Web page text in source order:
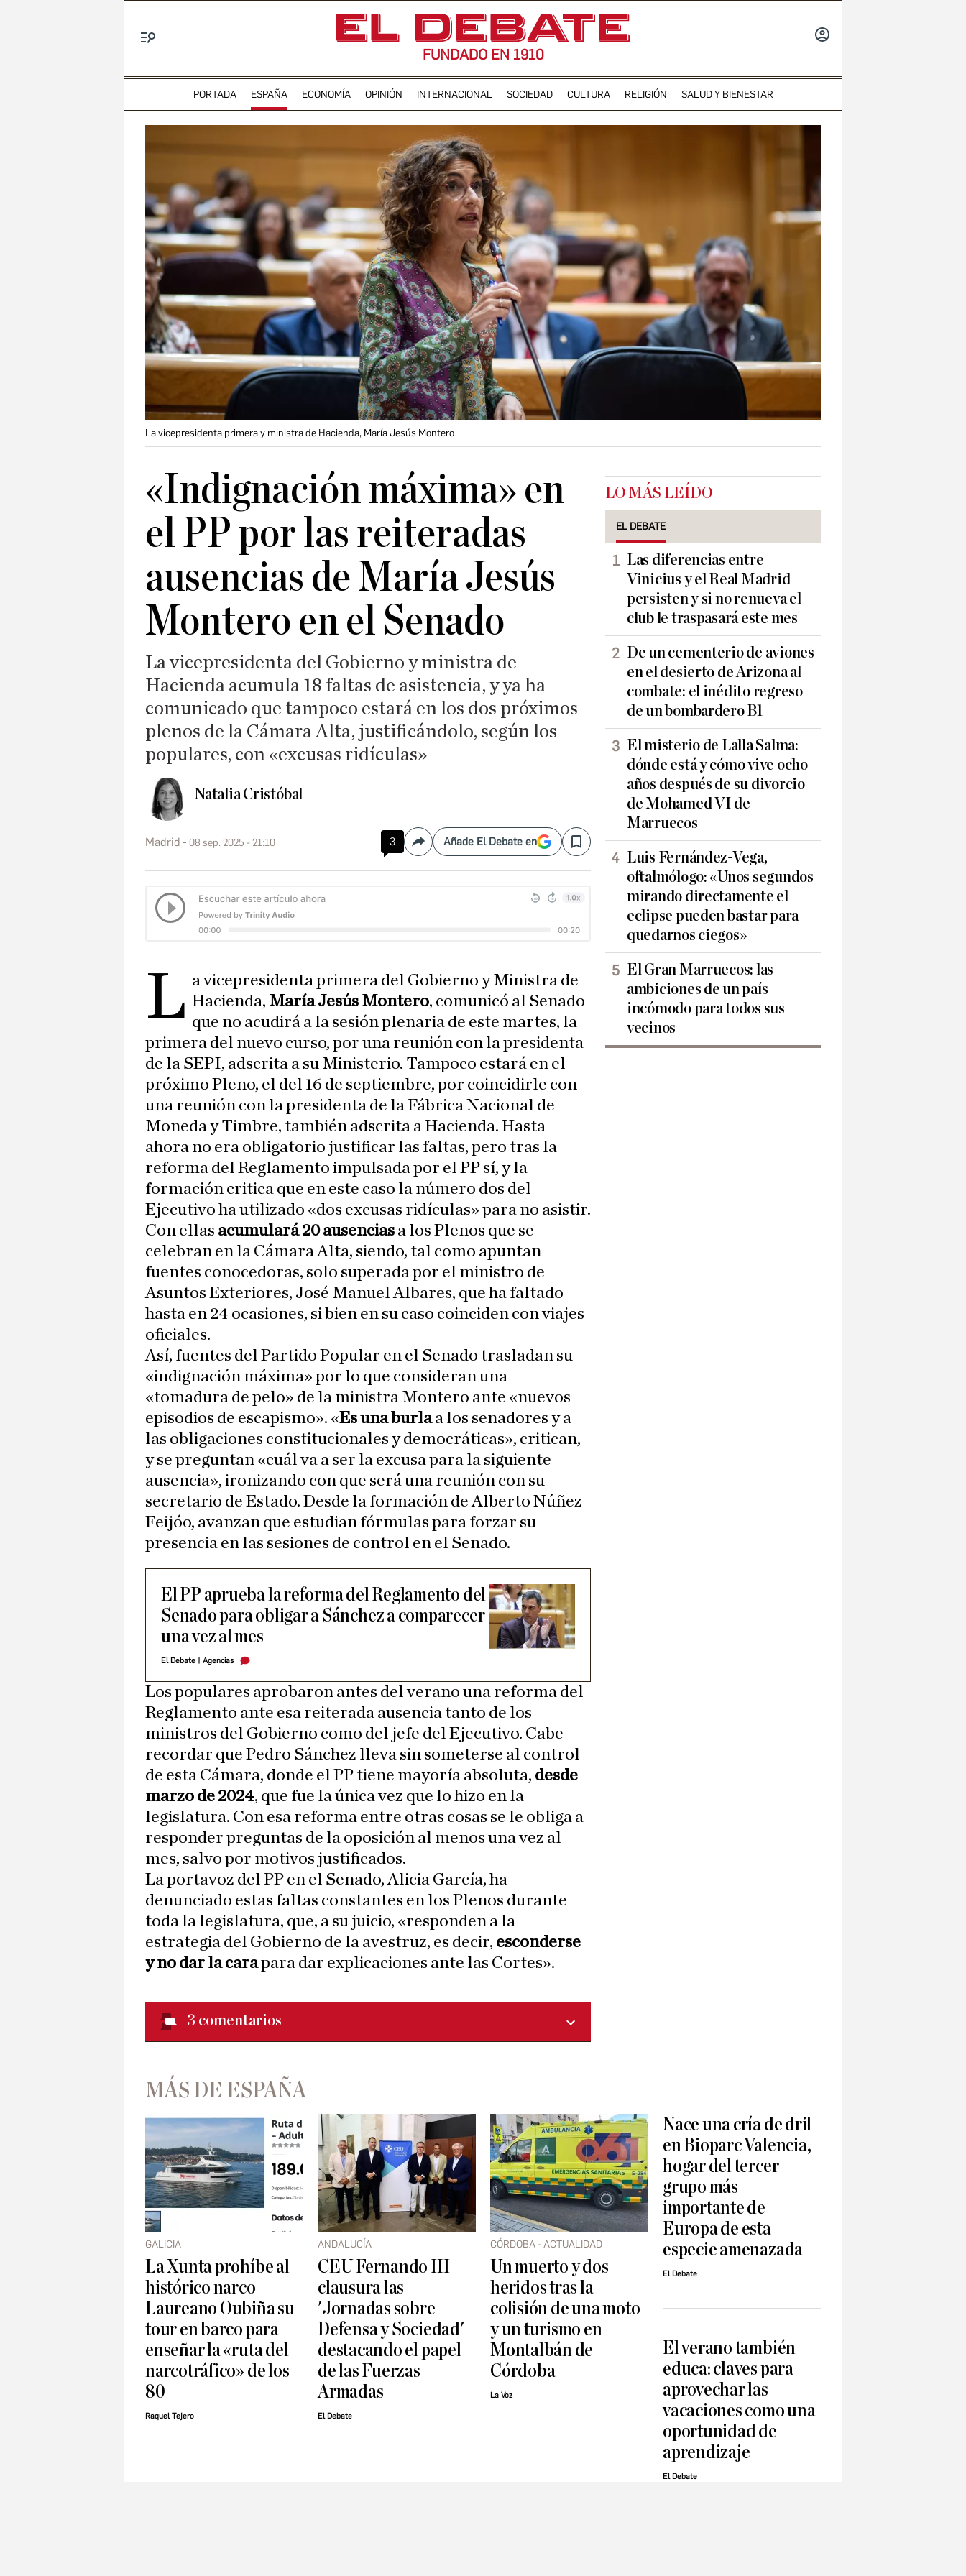
FUNDADO EN 1910
PORTADA ESPAÑA ECONOMÍA OPINIÓN INTERNACIONAL SOCIEDAD CULTURA RELIGIÓN SALUD Y BIENESTAR
La vicepresidenta primera y ministra de Hacienda, María Jesús Montero
«Indignación máxima» en
el PP por las reiteradas
ausencias de María Jesús
Montero en el Senado
La vicepresidenta del Gobierno y ministra de
Hacienda acumula 18 faltas de asistencia, y ya ha
comunicado que tampoco estará en los dos próximos
plenos de la Cámara Alta, justificándolo, según los
populares, con «excusas ridículas»
Natalia Cristóbal
Madrid 08 sep. 2025 - 21:10 3 CompartirAñade El Debate en Save
L a vicepresidenta primera del Gobierno y Ministra de
Hacienda, María Jesús Montero, comunicó al Senado
que no acudirá a la sesión plenaria de este martes, la
primera del nuevo curso, por una reunión con la presidenta
de la SEPI, adscrita a su Ministerio. Tampoco estará en el
próximo Pleno, el del 16 de septiembre, por coincidirle con
una reunión con la presidenta de la Fábrica Nacional de
Moneda y Timbre, también adscrita a Hacienda. Hasta
ahora no era obligatorio justificar las faltas, pero tras la
reforma del Reglamento impulsada por el PP sí, y la
formación critica que en este caso la número dos del
Ejecutivo ha utilizado «dos excusas ridículas» para no asistir.
Con ellas acumulará 20 ausencias a los Plenos que se
celebran en la Cámara Alta, siendo, tal como apuntan
fuentes conocedoras, solo superada por el ministro de
Asuntos Exteriores, José Manuel Albares, que ha faltado
hasta en 24 ocasiones, si bien en su caso coinciden con viajes
oficiales.
Así, fuentes del Partido Popular en el Senado trasladan su
«indignación máxima» por lo que consideran una
«tomadura de pelo» de la ministra Montero ante «nuevos
episodios de escapismo». «Es una burlaa los senadores y a
las obligaciones constitucionales y democráticas», critican,
y se preguntan «cuál va a ser la excusa para la siguiente
ausencia», ironizando con que será una reunión con su
secretario de Estado. Desde la formación de Alberto Núñez
Feijóo, avanzan que estudian fórmulas para forzar su
presencia en las sesiones de control en el Senado.
El PP aprueba la reforma del Reglamento del
Senado para obligar a Sánchez a comparecer
una vez al mes
El Debate Agencias
Los populares aprobaron antes del verano una reforma del
Reglamento ante esa reiterada ausencia tanto de los
ministros del Gobierno como del jefe del Ejecutivo. Cabe
recordar que Pedro Sánchez lleva sin someterse al control
de esta Cámara, donde el PP tiene mayoría absoluta, desde
marzo de 2024, que fue la única vez que lo hizo en la
legislatura. Con esa reforma entre otras cosas se le obliga a
responder preguntas de la oposición al menos una vez al
mes, salvo por motivos justificados.
La portavoz del PP en el Senado, Alicia García, ha
denunciado estas faltas constantes en los Plenos durante
toda la legislatura, que, a su juicio, «responden a la
estrategia del Gobierno de la avestruz, es decir, esconderse
y no dar la carapara dar explicaciones ante las Cortes».
3 comentarios
LO MÁS LEÍDO
EL DEBATE
Las diferencias entre
Vinicius y el Real Madrid
persisten y si no renueva el
club le traspasará este mes
De un cementerio de aviones
en el desierto de Arizona al
combate: el inédito regreso
de un bombardero B1
El misterio de Lalla Salma:
dónde está y cómo vive ocho
años después de su divorcio
de Mohamed VI de
Marruecos
Luis Fernández-Vega,
oftalmólogo: «Unos segundos
mirando directamente el
eclipse pueden bastar para
quedarnos ciegos»
El Gran Marruecos: las
ambiciones de un país
incómodo para todos sus
vecinos
MÁS DE ESPAÑA
GALICIA
La Xunta prohíbe al
histórico narco
Laureano Oubiña su
tour en barco para
enseñar la «ruta del
narcotráfico» de los
80
Raquel Tejero
ANDALUCÍA
CEU Fernando III
clausura las
'Jornadas sobre
Defensa y Sociedad'
destacando el papel
de las Fuerzas
Armadas
El Debate
CÓRDOBA - ACTUALIDAD
Un muerto y dos
heridos tras la
colisión de una moto
y un turismo en
Montalbán de
Córdoba
La Voz
Nace una cría de dril
en Bioparc Valencia,
hogar del tercer
grupo más
importante de
Europa de esta
especie amenazada
El Debate
El verano también
educa: claves para
aprovechar las
vacaciones como una
oportunidad de
aprendizaje
El Debate